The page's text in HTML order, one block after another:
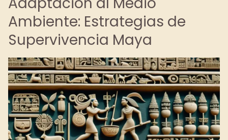
Ambiente: Estrategias de
Supervivencia Maya